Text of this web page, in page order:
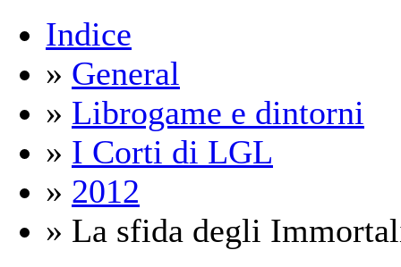
Indice
» General
» Librogame e dintorni
» I Corti di LGL
» 2012
» La sfida degli